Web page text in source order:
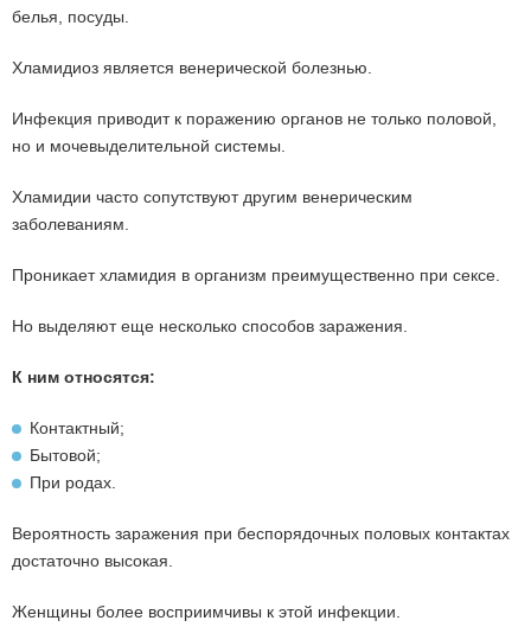
белья, посуды.
Хламидиоз является венерической болезнью.
Инфекция приводит к поражению органов не только половой,
но и мочевыделительной системы.
Хламидии часто сопутствуют другим венерическим
заболеваниям.
Проникает хламидия в организм преимущественно при сексе.
Но выделяют еще несколько способов заражения.
К ним относятся:
Контактный;
Бытовой;
При родах.
Вероятность заражения при беспорядочных половых контактах
достаточно высокая.
Женщины более восприимчивы к этой инфекции.